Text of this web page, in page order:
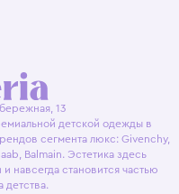
13
детской одежды в
сегмента люкс: Givenchy,
Balmain. Эстетика здесь
навсегда становится частью
детства.